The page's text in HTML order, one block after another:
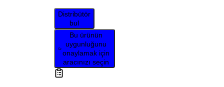
Distribütör
bul
Bu ürünün
uygunluğunu
onaylamak için
aracınızı seçin